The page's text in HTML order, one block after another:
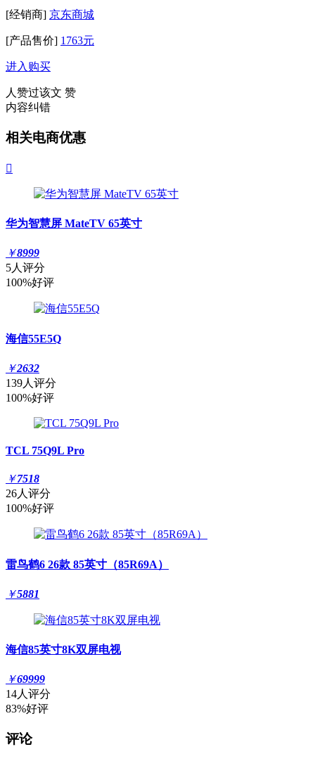
[经销商] 京东商城
[产品售价] 1763元
进入购买
人赞过该文 赞
内容纠错
相关电商优惠

华为智慧屏 MateTV 65英寸
￥8999
5人评分
100%好评
海信55E5Q
￥2632
139人评分
100%好评
TCL 75Q9L Pro
￥7518
26人评分
100%好评
雷鸟鹤6 26款 85英寸（85R69A）
￥5881
海信85英寸8K双屏电视
￥69999
14人评分
83%好评
评论